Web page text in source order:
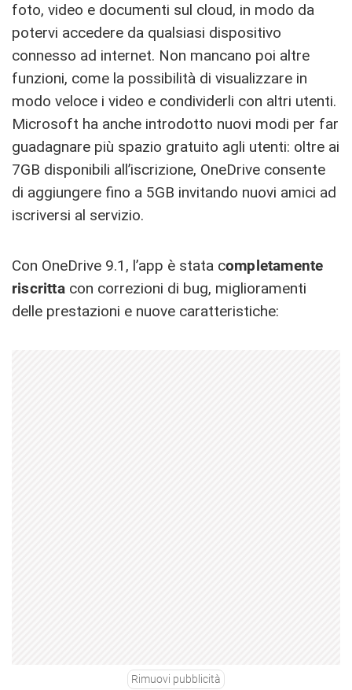
foto, video e documenti sul cloud, in modo da
potervi accedere da qualsiasi dispositivo
connesso ad internet. Non mancano poi altre
funzioni, come la possibilità di visualizzare in
modo veloce i video e condividerli con altri utenti.
Microsoft ha anche introdotto nuovi modi per far
guadagnare più spazio gratuito agli utenti: oltre ai
7GB disponibili all’iscrizione, OneDrive consente
di aggiungere fino a 5GB invitando nuovi amici ad
iscriversi al servizio.
Con OneDrive 9.1, l’app è stata completamente
riscritta con correzioni di bug, miglioramenti
delle prestazioni e nuove caratteristiche:
Rimuovi pubblicità